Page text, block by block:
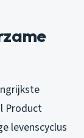
Product
levenscyclus